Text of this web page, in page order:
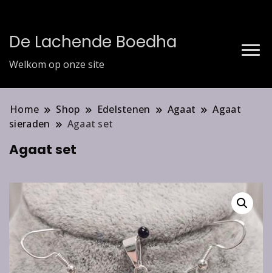
De Lachende Boedha
Welkom op onze site
Home Shop Edelstenen Agaat
Agaat
sieraden
Agaat set
Agaat set